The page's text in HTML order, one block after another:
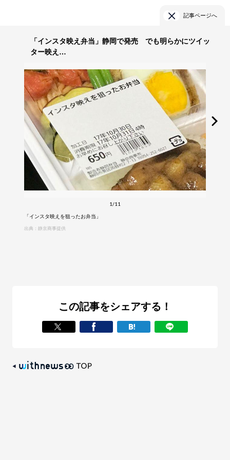
記事ページへ
「インスタ映え弁当」静岡で発売 でも明らかにツイッ
ター映え…
1/11
「インスタ映えを狙ったお弁当」
出典：静京商事提供
この記事をシェアする！